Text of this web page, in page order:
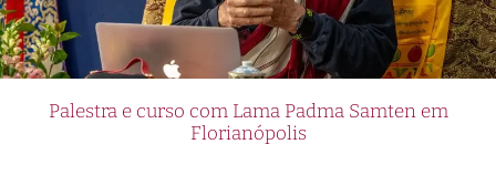
Palestra e curso com Lama Padma Samten em
Florianópolis